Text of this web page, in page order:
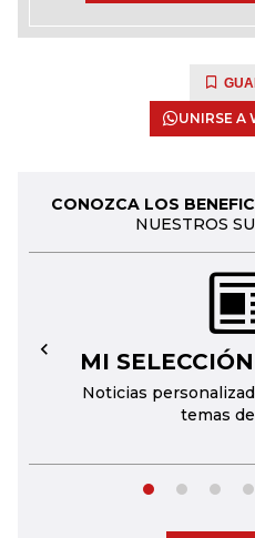
UNIRSE A
CONOZCA LOS
NUESTROS
MI
Noticias
temas
←